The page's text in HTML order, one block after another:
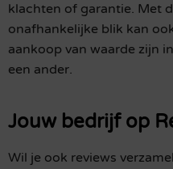
klachten of garantie. Met
onafhankelijke blik kan
aankoop van waarde zijn
een ander.
Jouw bedrijf op
Wil je ook reviews